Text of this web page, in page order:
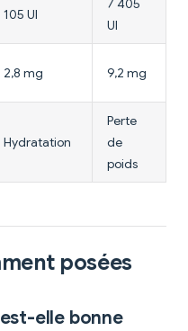
105 UI
7 405
UI
2,8 mg 9,2 mg
Hydratation
Perte
de
poids
posées
elle bonne